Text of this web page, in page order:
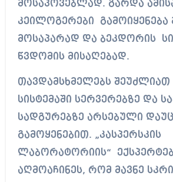
მოსაპოვებლად. გარდა
კეილოგერები გამოიყენება
მოსაპარად და ბეკდორის
წვდომის მისაღებად.
თავდამსხმელებს შეუძლიათ
სისტემაში სერვერებზე და
სადგურებზე არსებული
გამოყენებით. „კასპერსკის
ლაბორატორიის“
აღმოაჩინეს, რომ მავნე